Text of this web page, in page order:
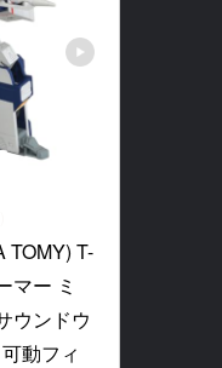
TOMY) T-
マー ミ
ウンドウ
動フィ